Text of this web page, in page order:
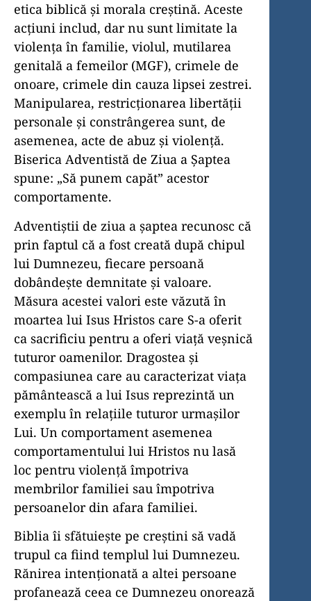
etica biblică şi morala creştină. Aceste
acţiuni includ, dar nu sunt limitate la
violenţa în familie, violul, mutilarea
genitală a femeilor (MGF), crimele de
onoare, crimele din cauza lipsei zestrei.
Manipularea, restricționarea libertăţii
personale şi constrângerea sunt, de
asemenea, acte de abuz şi violenţă.
Biserica Adventistă de Ziua a Şaptea
spune: „Să punem capăt” acestor
comportamente.
Adventiştii de ziua a şaptea recunosc că
prin faptul că a fost creată după chipul
lui Dumnezeu, fiecare persoană
dobândește demnitate şi valoare.
Măsura acestei valori este văzută în
moartea lui Isus Hristos care S-a oferit
ca sacrificiu pentru a oferi viaţă veşnică
tuturor oamenilor. Dragostea şi
compasiunea care au caracterizat viaţa
pământească a lui Isus reprezintă un
exemplu în relațiile tuturor urmașilor
Lui. Un comportament asemenea
comportamentului lui Hristos nu lasă
loc pentru violenţă împotriva
membrilor familiei sau împotriva
persoanelor din afara familiei.
Biblia îi sfătuieşte pe creştini să vadă
trupul ca fiind templul lui Dumnezeu.
Rănirea intenţionată a altei persoane
profanează ceea ce Dumnezeu onorează